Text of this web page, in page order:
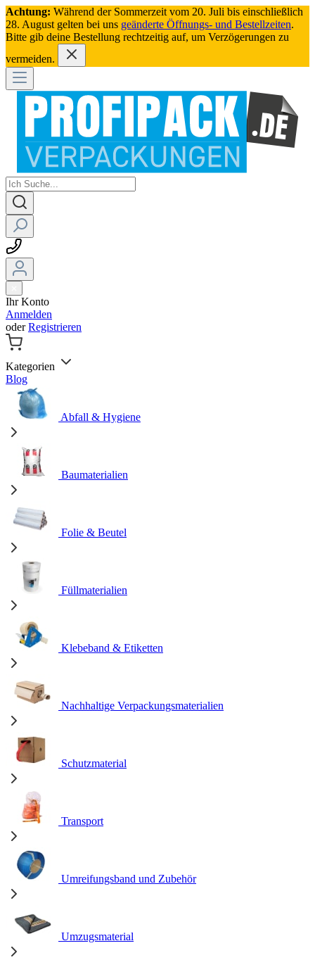
Achtung: Während der Sommerzeit vom 20. Juli bis einschließlich
28. August gelten bei uns geänderte Öffnungs- und Bestellzeiten.
Bitte gib deine Bestellung rechtzeitig auf, um Verzögerungen zu
vermeiden.
Ihr Konto
Anmelden
oderRegistrieren
Kategorien
Blog
Abfall & Hygiene
Baumaterialien
Folie & Beutel
Füllmaterialien
Klebeband & Etiketten
Nachhaltige Verpackungsmaterialien
Schutzmaterial
Transport
Umreifungsband und Zubehör
Umzugsmaterial